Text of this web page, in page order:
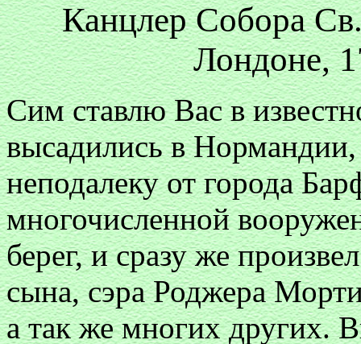
Канцлер Собора
Лондоне,
Сим ставлю Вас в
высадились в
неподалеку от города
многочисленной
берег, и сразу же
сына, сэра Роджера
а так же многих других.